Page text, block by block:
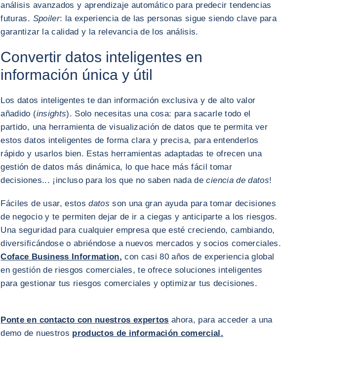
análisis avanzados y aprendizaje automático para predecir tendencias
futuras. Spoiler: la experiencia de las personas sigue siendo clave para
garantizar la calidad y la relevancia de los análisis.
Convertir datos inteligentes en
información única y útil
Los datos inteligentes te dan información exclusiva y de alto valor
añadido (insights). Solo necesitas una cosa: para sacarle todo el
partido, una herramienta de visualización de datos que te permita ver
estos datos inteligentes de forma clara y precisa, para entenderlos
rápido y usarlos bien. Estas herramientas adaptadas te ofrecen una
gestión de datos más dinámica, lo que hace más fácil tomar
decisiones... ¡incluso para los que no saben nada deciencia de datos!
Fáciles de usar, estosdatos son una gran ayuda para tomar decisiones
de negocio y te permiten dejar de ir a ciegas y anticiparte a los riesgos.
Una seguridad para cualquier empresa que esté creciendo, cambiando,
diversificándose o abriéndose a nuevos mercados y socios comerciales.
Coface Business Information, con casi 80 años de experiencia global
en gestión de riesgos comerciales, te ofrece soluciones inteligentes
para gestionar tus riesgos comerciales y optimizar tus decisiones.
Ponte en contacto con nuestros expertos ahora, para acceder a una
demo de nuestros productos de información comercial.